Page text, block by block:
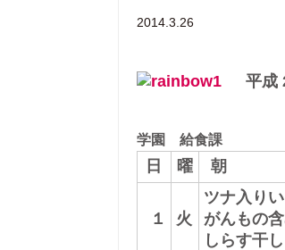
2014.3.26
平成
学園 給食課
日 曜
１ 火
ツナ入り
がんもの
しらす干し